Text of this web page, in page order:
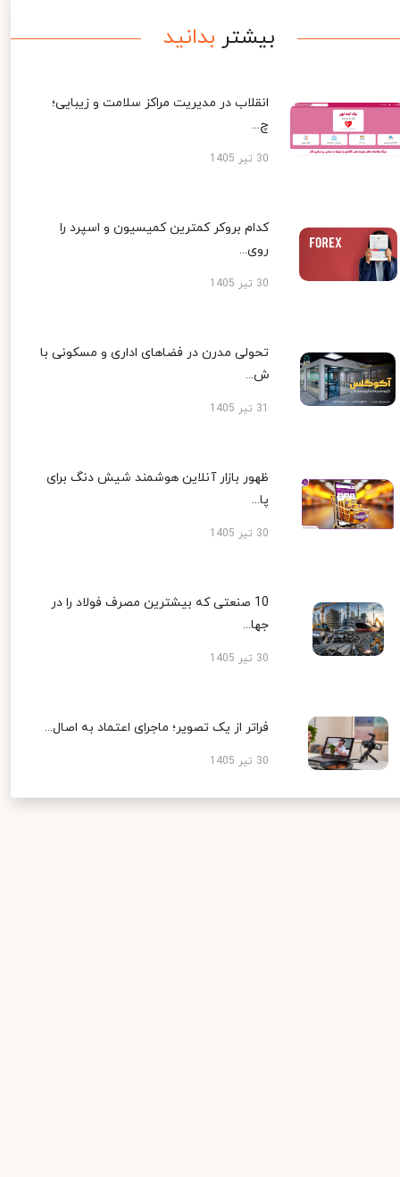
بیشتر بدانید
انقلاب در مدیریت مراکز سلامت و زیبایی؛
چ...
30 تیر 1405
کدام بروکر کمترین کمیسیون و اسپرد را
روی...
30 تیر 1405
تحولی مدرن در فضاهای اداری و مسکونی با
ش...
ظهور بازار آنلاین هوشمند شیش دنگ برای
پا...
30 تیر 1405
10 صنعتی که بیشترین مصرف فولاد را در
جها...
30 تیر 1405
فراتر از یک تصویر؛ ماجرای اعتماد به اصال...
30 تیر 1405